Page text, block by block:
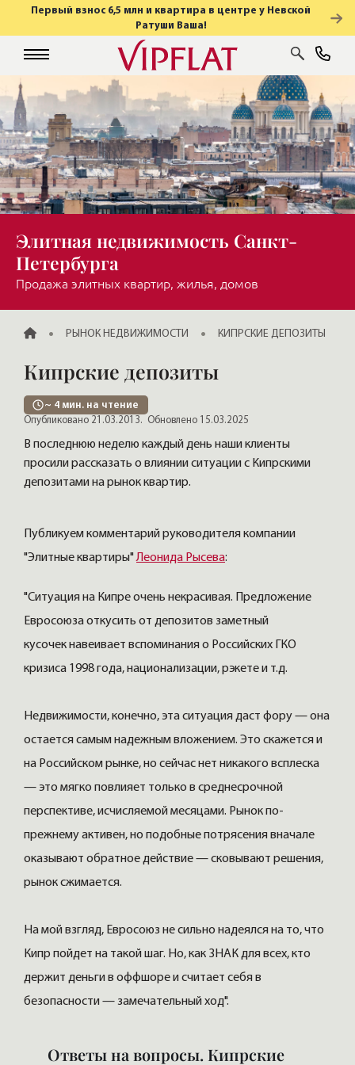
Первый взнос 6,5 млн и квартира в центре у Невской
Ратуши Ваша!
Элитная недвижимость Санкт-
Петербурга
Продажа элитных квартир, жилья, домов
ГЛАВНАЯРЫНОК НЕДВИЖИМОСТИ КИПРСКИЕ ДЕПОЗИТЫ
Кипрские депозиты
~ 4 мин. на чтение
Опубликовано 21.03.2013. Обновлено 15.03.2025
В последнюю неделю каждый день наши клиенты
просили рассказать о влиянии ситуации с Кипрскими
депозитами на рынок квартир.
Публикуем комментарий руководителя компании
"Элитные квартиры"Леонида Рысева:
"Ситуация на Кипре очень некрасивая. Предложение
Евросоюза откусить от депозитов заметный
кусочек навеивает вспоминания о Российских ГКО
кризиса 1998 года, национализации, рэкете и т.д.
Недвижимости, конечно, эта ситуация даст фору — она
остается самым надежным вложением. Это скажется и
на Российском рынке, но сейчас нет никакого всплеска
— это мягко повлияет только в среднесрочной
перспективе, исчисляемой месяцами. Рынок по-
прежнему активен, но подобные потрясения вначале
оказывают обратное действие — сковывают решения,
рынок сжимается.
На мой взгляд, Евросоюз не сильно надеялся на то, что
Кипр пойдет на такой шаг. Но, как ЗНАК для всех, кто
держит деньги в оффшоре и считает себя в
безопасности — замечательный ход".
Ответы на вопросы. Кипрские